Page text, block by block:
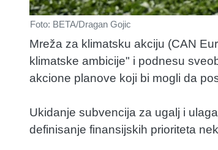
Foto: BETA/Dragan Gojic
Mreža za klimatsku akciju (CAN
klimatske ambicije" i podnesu
akcione planove koji bi mogli da
Ukidanje subvencija za ugalj i
definisanje finansijskih prioriteta